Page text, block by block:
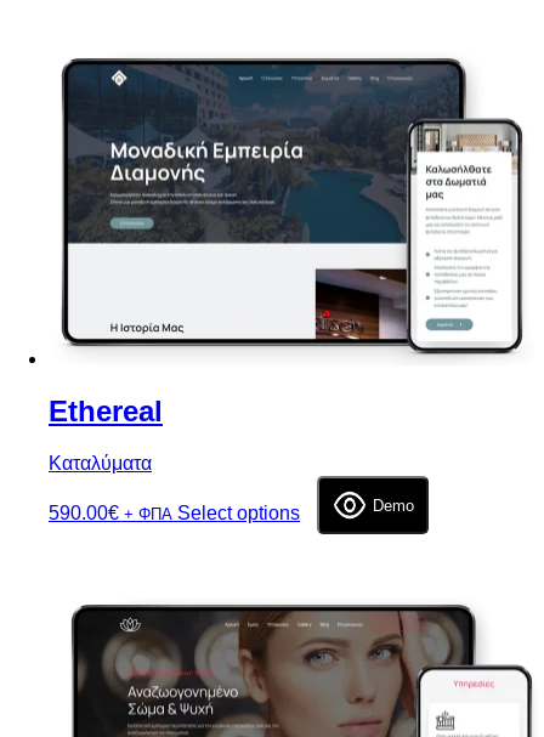
Ethereal
Καταλύματα
590.00€ + ΦΠΑ Select options Demo